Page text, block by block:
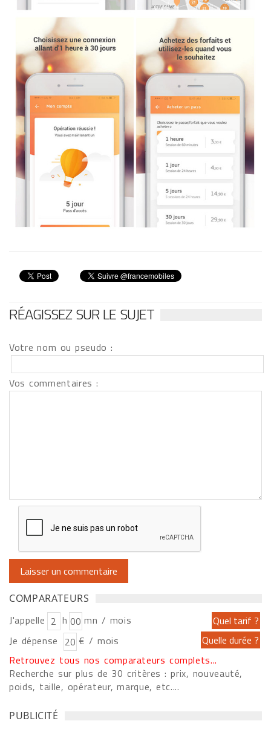
RÉAGISSEZ SUR LE SUJET
Votre nom ou pseudo :
Vos commentaires :
COMPARATEURS
J'appelle h
mn / mois
Je dépense
€ / mois
Retrouvez tous nos comparateurs complets...
Recherche sur plus de 30 critères : prix, nouveauté,
poids, taille, opérateur, marque, etc....
PUBLICITÉ